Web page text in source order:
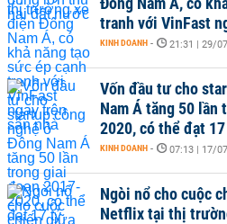
tranh với VinFast
KINH DOANH - 21:31 | 29/
Vốn đầu tư cho
Nam Á tăng 50 lần
2020, có thể đạt
KINH DOANH - 07:13 | 17/
Ngòi nổ cho cuộc
Netflix tại thị